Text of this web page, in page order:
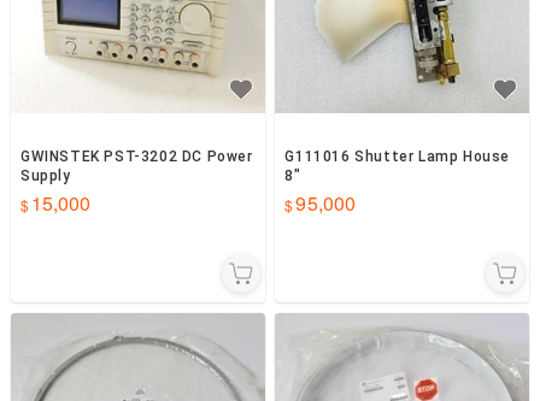
GWINSTEK PST-3202 DC Power
Supply
15,000
G111016 Shutter Lamp House
8"
95,000